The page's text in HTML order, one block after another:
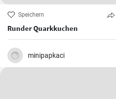
Speichern
Runder Quarkkuchen
minipapkaci